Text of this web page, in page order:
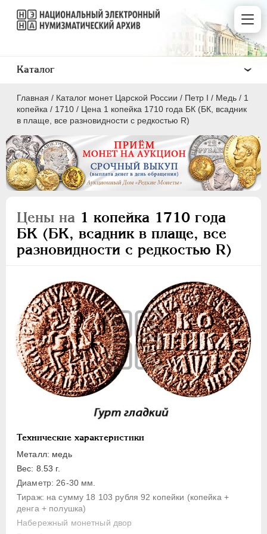
Главная / Каталог монет Царской России / Пeтр I / Медь / 1
копейка / 1710 / Цена 1 копейка 1710 года БК (БК, всадник
в плаще, все разновидности с редкостью R)
Цены на 1 копейка 1710 года
БК (БК, всадник в плаще, все
разновидности с редкостью R)
Технические характеристики
Металл: медь
Вес: 8.53 г.
Диаметр: 26-30 мм.
Тираж: на сумму 18 103 рубля 92 копейки (копейка +
денга + полушка)
Набережный монетный двор
Каталог
ПEТР I 1699 - 1725
Серебро
Медь
5 копеек
Полушка
Полполушки
Пробные
Для Речи Посполитой
Монетовидные жетоны
ЕКАТЕРИНА I 1725-1727
1727-1729
АННА ИОАННОВНА 1730-1740
ИОАНН АНТОНОВИЧ
ЕЛИЗАВЕТА
ПЕТР III 1762-1762
ЕКАТЕРИНА II 1762-1796
ПАВЕЛ I
1796-1801